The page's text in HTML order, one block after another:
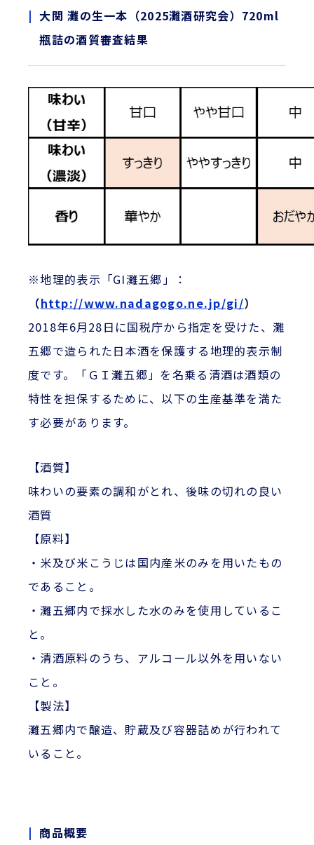
大関 灘の生一本（2025灘酒研究会）720ml
瓶詰の酒質審査結果
※地理的表示「GI灘五郷」：
（http://www.nadagogo.ne.jp/gi/）
2018年6月28日に国税庁から指定を受けた、灘
五郷で造られた日本酒を保護する地理的表示制
度です。「ＧＩ灘五郷」を名乗る清酒は酒類の
特性を担保するために、以下の生産基準を満た
す必要があります。
【酒質】
味わいの要素の調和がとれ、後味の切れの良い
酒質
【原料】
・米及び米こうじは国内産米のみを用いたもの
であること。
・灘五郷内で採水した水のみを使用しているこ
と。
・清酒原料のうち、アルコール以外を用いない
こと。
【製法】
灘五郷内で醸造、貯蔵及び容器詰めが行われて
いること。
商品概要